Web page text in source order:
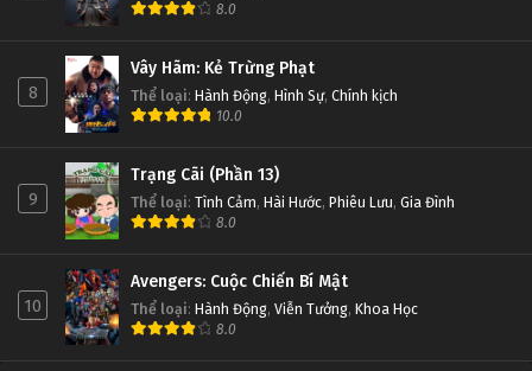
8.0
8
Vây Hãm: Kẻ Trừng Phạt
Thể loại: Hành Động, Hình Sự, Chính kịch
10.0
9
Trạng Cãi (Phần 13)
Thể loại: Tình Cảm, Hài Hước, Phiêu Lưu, Gia Đình
8.0
10
Avengers: Cuộc Chiến Bí Mật
Thể loại: Hành Động, Viễn Tưởng, Khoa Học
8.0